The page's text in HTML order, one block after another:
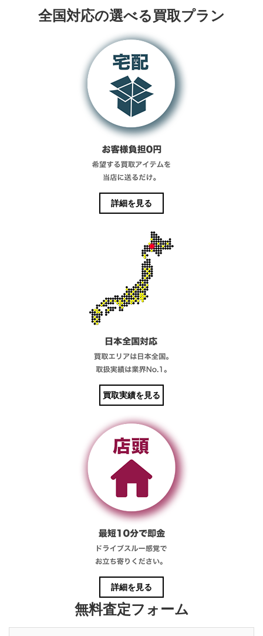
全国対応の選べる買取プラン
詳細を見る
買取実績を見る
詳細を見る
無料査定フォーム